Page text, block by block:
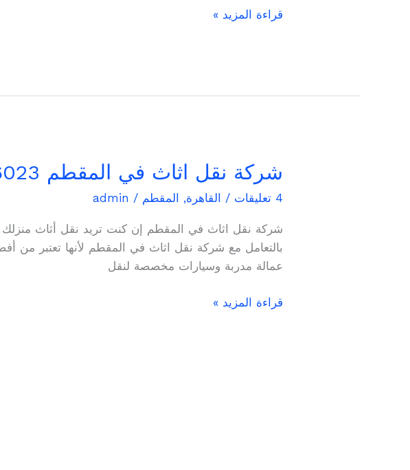
قراءة المزيد »
شركة نقل اثاث في المقطم 01004236023
4 تعليقات / القاهرة, المقطم /
admin
شركة نقل اثاث في المقطم إن كنت تريد نقل أثاث
بالتعامل مع شركة نقل اثاث في المقطم لأنها تعتبر من
عمالة مدربة وسيارات مخصصة لنقل
شركة
اثاث
في
المقطم
01004236023
قراءة المزيد »